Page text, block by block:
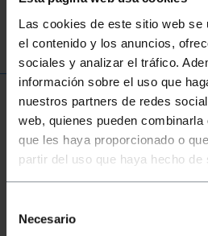
Las cookies de este sitio web se
el contenido y los anuncios,
sociales y analizar el tráfico.
información sobre el uso que
nuestros partners de redes
web, quienes pueden
que les haya proporcionado o
partir del uso que haya hecho
Necesario
Mais informações
O conector de alimentação de